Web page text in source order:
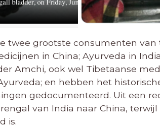
twee grootste consumenten
in China; Ayurveda in
Amchi, ook wel Tibetaanse
en hebben het
gedocumenteerd. Uit een
van India naar China,
is.